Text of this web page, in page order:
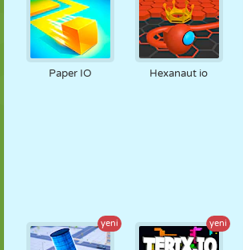
Paper IO Hexanaut io
yeni yeni